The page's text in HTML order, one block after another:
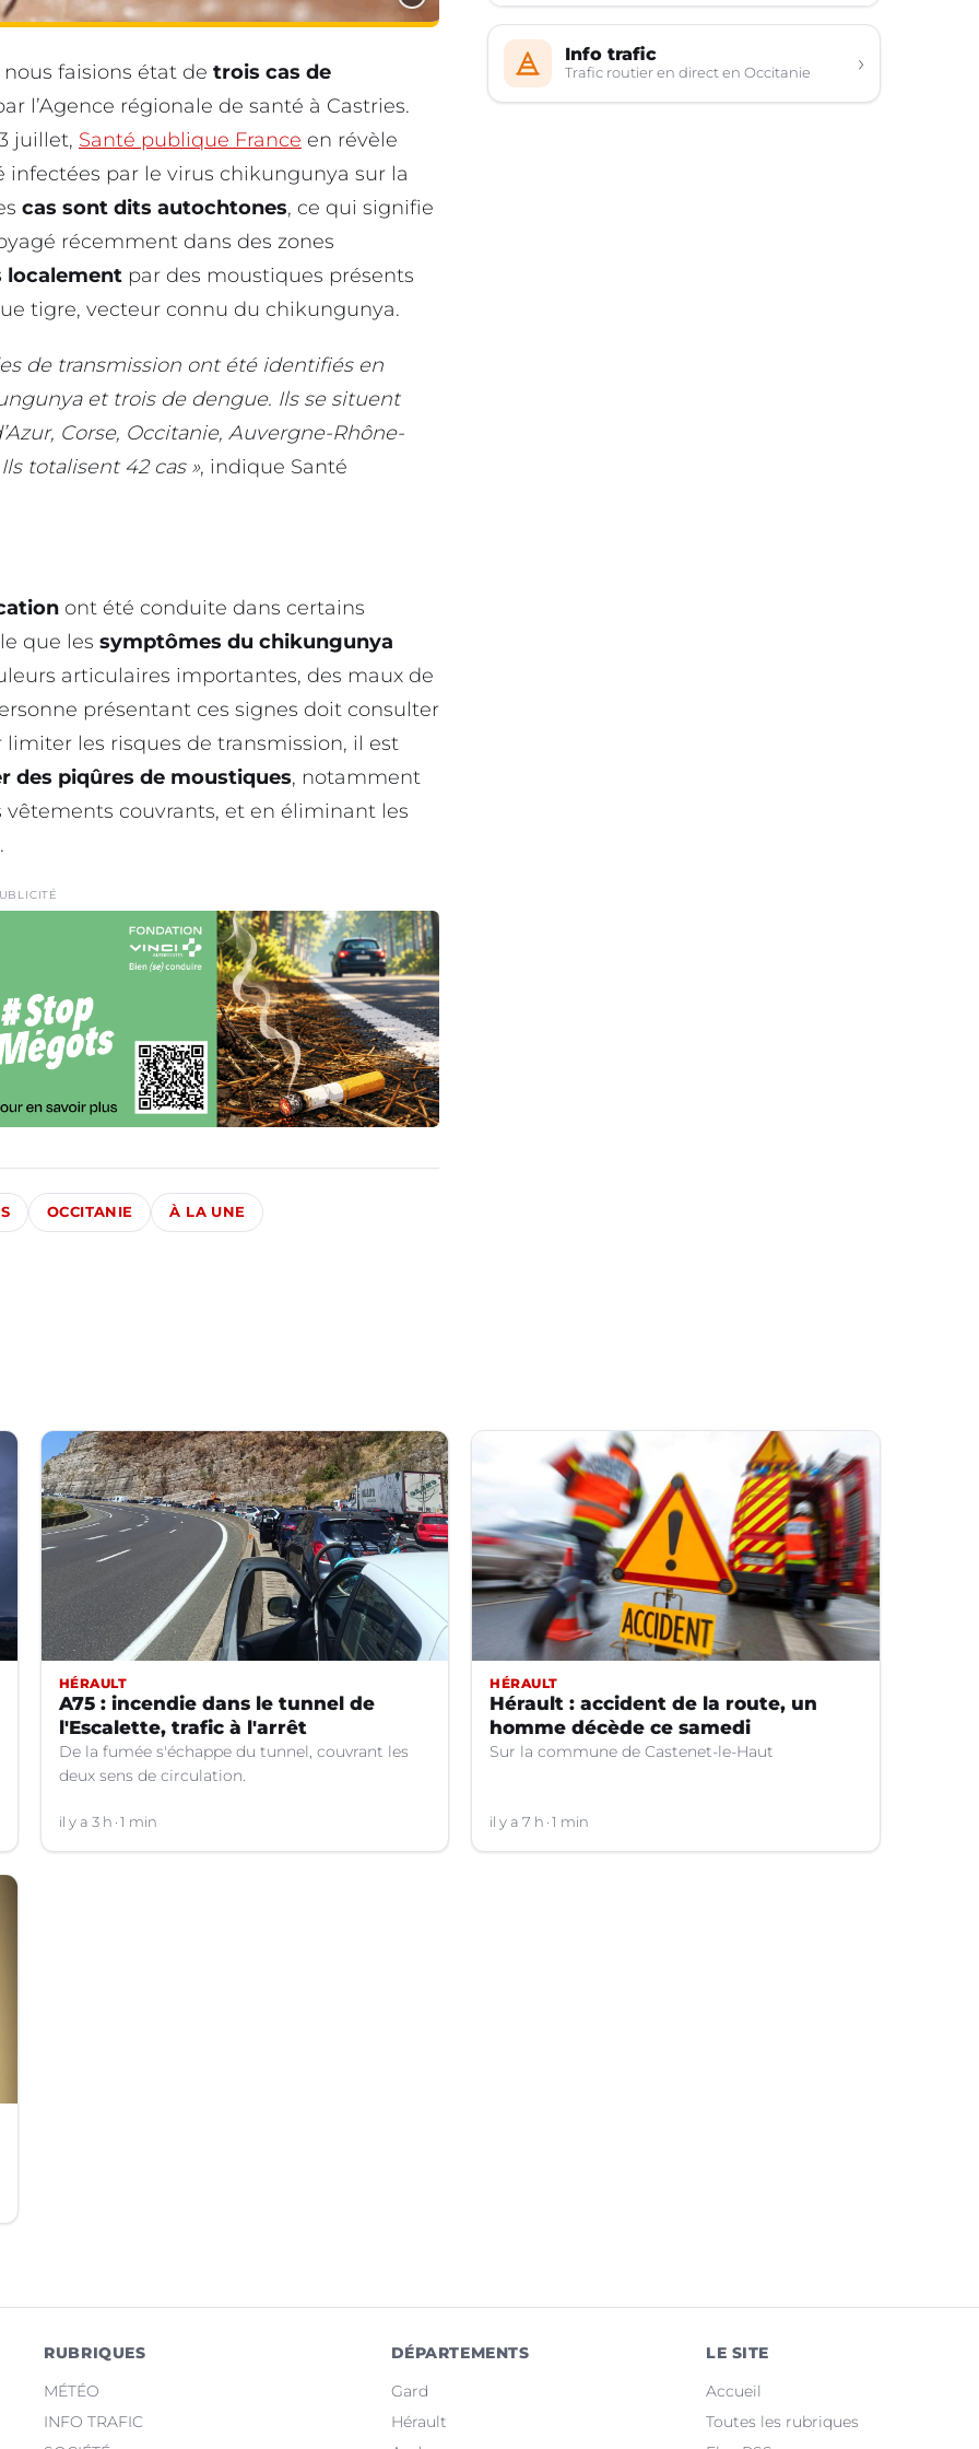
nous faisions état de trois cas de
l’Agence régionale de santé à Castries.
juillet, Santé publique France en révèle
infectées par le virus chikungunya sur la
cas sont dits autochtones, ce qui signifie
récemment dans des zones
localement par des moustiques présents
tigre, vecteur connu du chikungunya.
de transmission ont été identifiés en
et trois de dengue. Ils se situent
Corse, Occitanie, Auvergne-Rhône-
totalisent 42 cas », indique Santé
ont été conduite dans certains
que les symptômes du chikungunya
articulaires importantes, des maux de
présentant ces signes doit consulter
limiter les risques de transmission, il est
des piqûres de moustiques, notamment
couvrants, et en éliminant les
OCCITANIE À LA UNE
Info trafic
Trafic routier en direct en Occitanie ›
HÉRAULT
A75 : incendie dans le tunnel de
l'Escalette, trafic à l'arrêt
De la fumée s'échappe du tunnel, couvrant les
deux sens de circulation.
il y a 3 h 1 min
HÉRAULT
Hérault : accident de la route, un
homme décède ce samedi
Sur la commune de Castenet-le-Haut
il y a 7 h 1 min
RUBRIQUES
MÉTÉO
INFO TRAFIC
DÉPARTEMENTS
Gard
Hérault
LE SITE
Accueil
Toutes les rubriques